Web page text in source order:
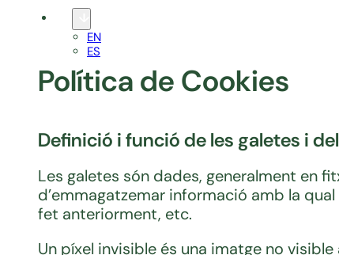
EN
ES
Política de Cookies
Definició i funció de les galetes i
Les galetes són dades, generalment en
d’emmagatzemar informació amb la
fet anteriorment, etc.
Un píxel invisible és una imatge no